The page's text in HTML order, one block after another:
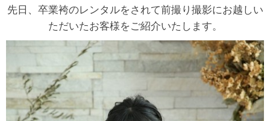
先日、卒業袴のレンタルをされて前撮り撮影にお越しい
ただいたお客様をご紹介いたします。